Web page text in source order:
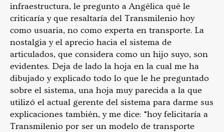
infraestructura, le pregunto a Angélica qué le
criticaría y que resaltaría del Transmilenio hoy
como usuaria, no como experta en transporte. La
nostalgia y el aprecio hacia el sistema de
articulados, que considera como un hijo suyo, son
evidentes. Deja de lado la hoja en la cual me ha
dibujado y explicado todo lo que le he preguntado
sobre el sistema, una hoja muy parecida a la que
utilizó el actual gerente del sistema para darme sus
explicaciones también, y me dice: “hoy felicitaría a
Transmilenio por ser un modelo de transporte